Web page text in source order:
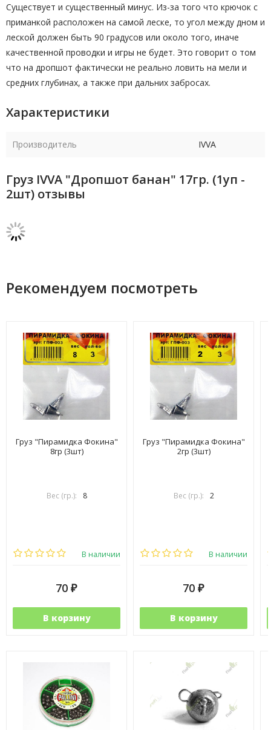
Существует и существенный минус. Из-за того что крючок с
приманкой расположен на самой леске, то угол между дном и
леской должен быть 90 градусов или около того, иначе
качественной проводки и игры не будет. Это говорит о том
что на дропшот фактически не реально ловить на мели и
средних глубинах, а также при дальних забросах.
Характеристики
Производитель IVVA
Груз IVVA "Дропшот банан" 17гр. (1уп -
2шт) отзывы
Рекомендуем посмотреть
Груз "Пирамидка Фокина"
8гр (3шт)
Вес (гр.): 8
В наличии
70 ₽
В корзину
Груз "Пирамидка Фокина"
2гр (3шт)
Вес (гр.): 2
В наличии
70 ₽
В корзину